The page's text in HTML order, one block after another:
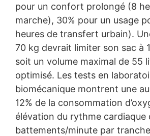
pour un confort prolongé (8
marche), 30% pour un usage
heures de transfert urbain).
70 kg devrait limiter son sac à
soit un volume maximal de 55
optimisé. Les tests en
biomécanique montrent une
12% de la consommation
élévation du rythme cardiaque
battements/minute par